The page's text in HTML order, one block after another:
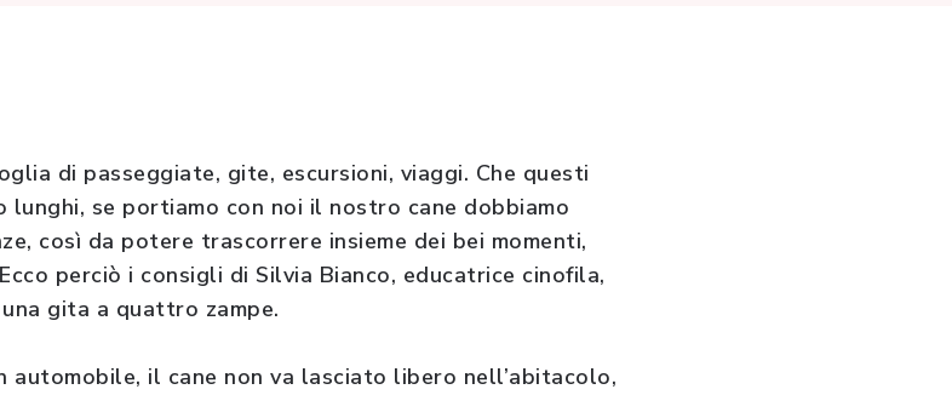
di passeggiate, gite, escursioni, viaggi. Che questi
lunghi, se portiamo con noi il nostro cane dobbiamo
così da potere trascorrere insieme dei bei momenti,
perciò i consigli di Silvia Bianco, educatrice cinofila,
gita a quattro zampe.
il cane non va lasciato libero nell’abitacolo,